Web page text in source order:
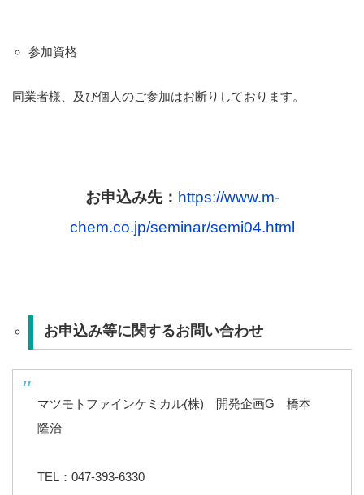
参加資格
同業者様、及び個人のご参加はお断りしております。
お申込み先： https://www.m-
chem.co.jp/seminar/semi04.html
お申込み等に関するお問い合わせ
マツモトファインケミカル(株) 開発企画G 橋本
隆治
TEL：047-393-6330